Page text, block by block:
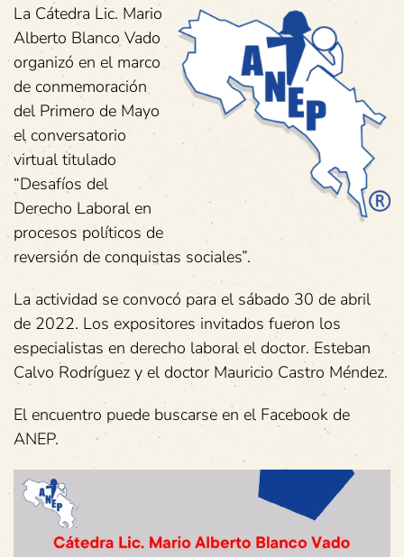
La Cátedra Lic. Mario
Alberto Blanco Vado
organizó en el marco
de conmemoración
del Primero de Mayo
el conversatorio
virtual titulado
“Desafíos del
Derecho Laboral en
procesos políticos de
reversión de conquistas sociales”.
La actividad se convocó para el sábado 30 de abril
de 2022. Los expositores invitados fueron los
especialistas en derecho laboral el doctor. Esteban
Calvo Rodríguez y el doctor Mauricio Castro Méndez.
El encuentro puede buscarse en el Facebook de
ANEP.